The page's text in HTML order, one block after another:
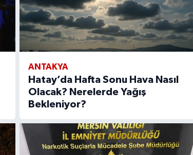
ANTAKYA
Hatay’da Hafta Sonu Hava Nasıl
Olacak? Nerelerde Yağış
Bekleniyor?